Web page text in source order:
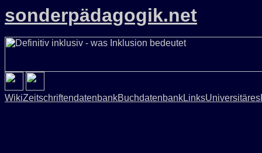
sonderpädagogik.net
WikiZeitschriftendatenbankBuchdatenbankLinksUniversitäres